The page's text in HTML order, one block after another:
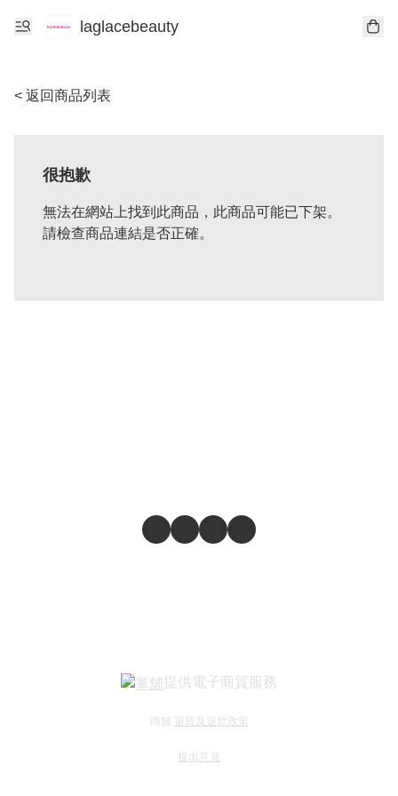
laglacebeauty
< 返回商品列表
很抱歉
無法在網站上找到此商品，此商品可能已下架。
請檢查商品連結是否正確。
提供電子商貿服務
商舖 退貨及退款政策
提出意見